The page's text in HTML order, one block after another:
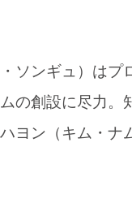
ソンギュ）はプ
の創設に尽力。
ヨン（キム・ナ